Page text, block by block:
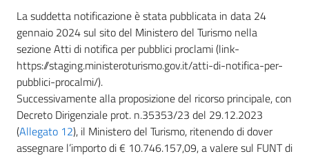
La suddetta notificazione è stata pubblicata in data 24
gennaio 2024 sul sito del Ministero del Turismo nella
sezione Atti di notifica per pubblici proclami (link-
https://staging.ministeroturismo.gov.it/atti-di-notifica-per-
pubblici-procalmi/).
Successivamente alla proposizione del ricorso principale, con
Decreto Dirigenziale prot. n.35353/23 del 29.12.2023
(Allegato 12), il Ministero del Turismo, ritenendo di dover
assegnare l’importo di € 10.746.157,09, a valere sul FUNT di